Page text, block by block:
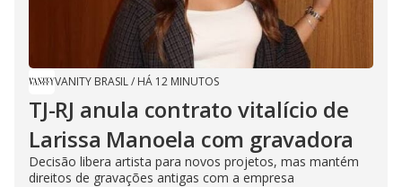
VANITY BRASIL/ HÁ 12 MINUTOS
TJ-RJ anula contrato vitalício de
Larissa Manoela com gravadora
Decisão libera artista para novos projetos, mas mantém
direitos de gravações antigas com a empresa